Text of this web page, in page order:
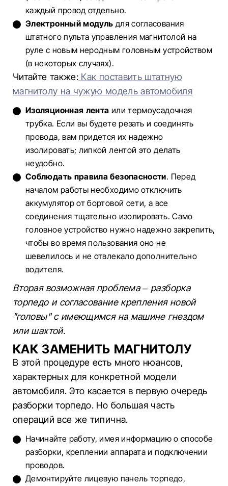
каждый провод отдельно.
Электронный модуль для согласования
штатного пульта управления магнитолой на
руле с новым неродным головным устройством
(в некоторых случаях).
Читайте также: Как поставить штатную
магнитолу на чужую модель автомобиля
Изоляционная лента или термоусадочная
трубка. Если вы будете резать и соединять
провода, вам придется их надежно
изолировать; липкой лентой это делать
неудобно.
Соблюдать правила безопасности. Перед
началом работы необходимо отключить
аккумулятор от бортовой сети, а все
соединения тщательно изолировать. Само
головное устройство нужно надежно закрепить,
чтобы во время пользования оно не
шевелилось и не отвлекало дополнительно
водителя.
Вторая возможная проблема – разборка
торпедо и согласование крепления новой
"головы" с имеющимся на машине гнездом
или шахтой.
КАК ЗАМЕНИТЬ МАГНИТОЛУ
В этой процедуре есть много нюансов,
характерных для конкретной модели
автомобиля. Это касается в первую очередь
разборки торпедо. Но большая часть
операций все же типична.
Начинайте работу, имея информацию о способе
разборки, креплении аппарата и подключении
проводов.
Демонтируйте лицевую панель торпедо,